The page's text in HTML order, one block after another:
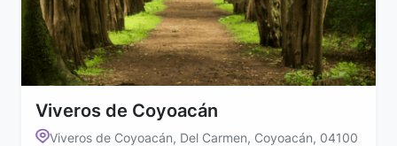
Viveros de Coyoacán
Viveros de Coyoacán, Del Carmen, Coyoacán, 04100